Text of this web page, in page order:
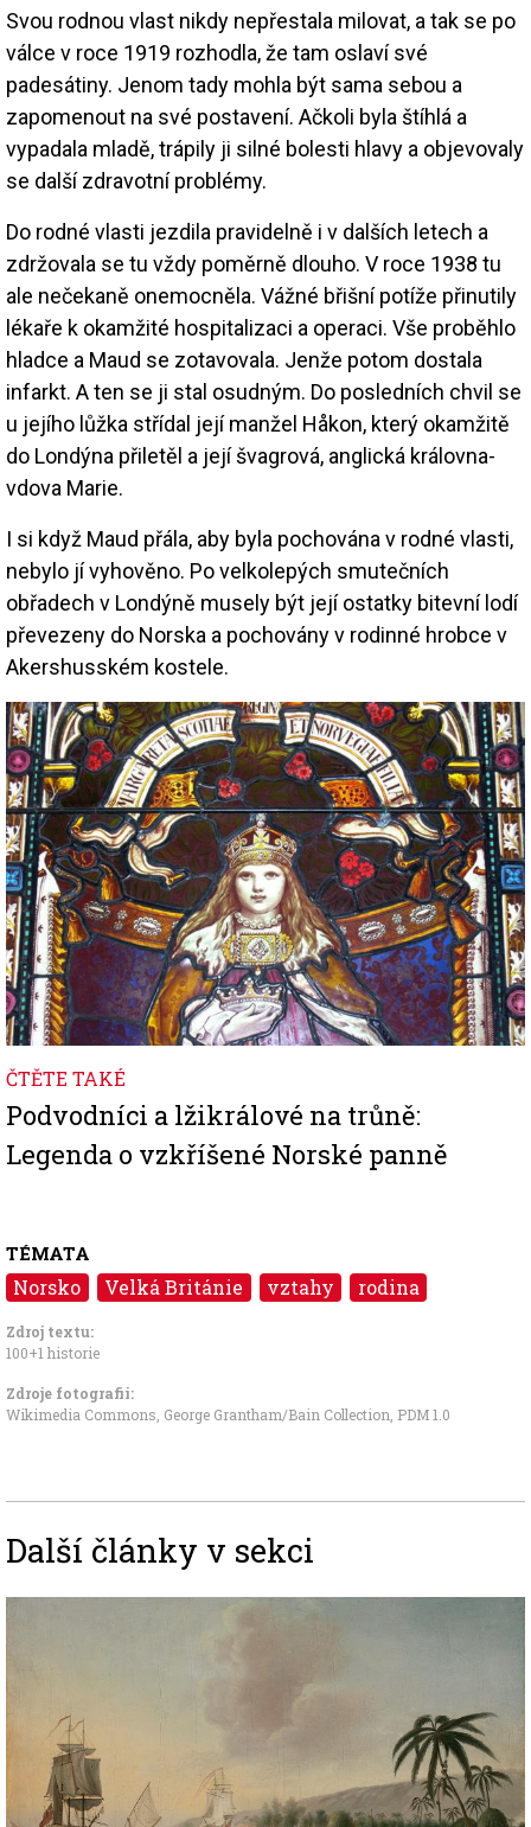
Svou rodnou vlast nikdy nepřestala milovat, a tak se po
válce v roce 1919 rozhodla, že tam oslaví své
padesátiny. Jenom tady mohla být sama sebou a
zapomenout na své postavení. Ačkoli byla štíhlá a
vypadala mladě, trápily ji silné bolesti hlavy a objevovaly
se další zdravotní problémy.
Do rodné vlasti jezdila pravidelně i v dalších letech a
zdržovala se tu vždy poměrně dlouho. V roce 1938 tu
ale nečekaně onemocněla. Vážné břišní potíže přinutily
lékaře k okamžité hospitalizaci a operaci. Vše proběhlo
hladce a Maud se zotavovala. Jenže potom dostala
infarkt. A ten se ji stal osudným. Do posledních chvil se
u jejího lůžka střídal její manžel Håkon, který okamžitě
do Londýna přiletěl a její švagrová, anglická královna-
vdova Marie.
I si když Maud přála, aby byla pochována v rodné vlasti,
nebylo jí vyhověno. Po velkolepých smutečních
obřadech v Londýně musely být její ostatky bitevní lodí
převezeny do Norska a pochovány v rodinné hrobce v
Akershusském kostele.
Image
ČTĚTE TAKÉ
Podvodníci a lžikrálové na trůně:
Legenda o vzkříšené Norské panně
TÉMATA
Norsko Velká Británie vztahy rodina
Zdroj textu:
100+1 historie
Zdroje fotografii:
Wikimedia Commons, George Grantham/Bain Collection PDM 1.0
Další články v sekci